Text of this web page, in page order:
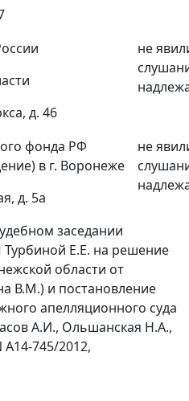
д. 46
не
фонда РФ
в г. Воронеже
д. 5а
не
заседании
Е.Е. на решение
области от
В.М.) и постановление
апелляционного суда
А.И., Ольшанская Н.А.,
А14-745/2012,